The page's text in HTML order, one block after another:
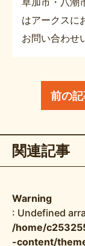
はアークスに
お問い合わせ
前の
関連記事
Warning
: Undefined
/home/
-content/